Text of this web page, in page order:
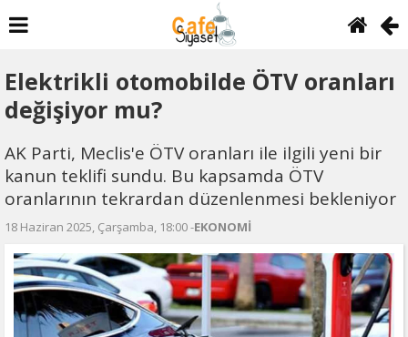
Elektrikli otomobilde ÖTV oranları
değişiyor mu?
AK Parti, Meclis'e ÖTV oranları ile ilgili yeni bir
kanun teklifi sundu. Bu kapsamda ÖTV
oranlarının tekrardan düzenlenmesi bekleniyor
18 Haziran 2025, Çarşamba, 18:00 -EKONOMİ